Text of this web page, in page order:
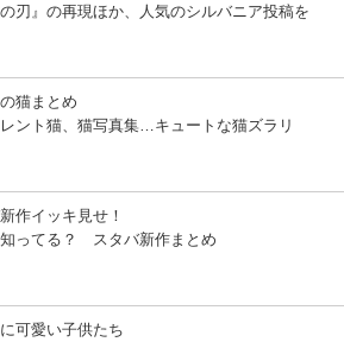
の刃』の再現ほか、人気のシルバニア投稿を
猫まとめ
ント猫、猫写真集…キュートな猫ズラリ
作イッキ見せ！
ってる？ スタバ新作まとめ
可愛い子供たち